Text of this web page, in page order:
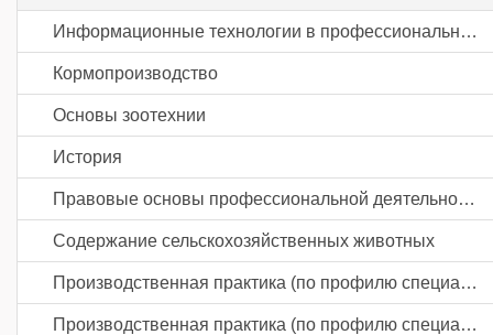
Информационные технологии в профессиональной деятельности
Кормопроизводство
Основы зоотехнии
История
Правовые основы профессиональной деятельности
Содержание сельскохозяйственных животных
Производственная практика (по профилю специальности)
Производственная практика (по профилю специальности)